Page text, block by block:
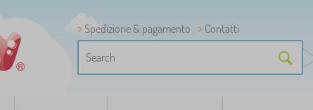
Spedizione & pagamento
Contatti